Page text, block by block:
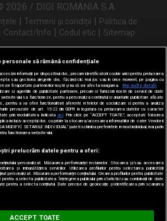
2026 / DIGI ROMANIA S.A.
| Termeni și condiții | Politica de
Contact/Info | Codul etic | Sitemap
ne și pe
personale să rămână confidențiale
informații pe dispozitivul dvs., precum identificatorii cookie unici pentru prelucrarea
sau gestiona alegerile dvs. făcând clic mai jos sau în orice moment, pe pagina cu
vor fi raportate partenerilor noștri și nu vă vor afecta navigarea.
Mai multe detalii
si agentiile de publicitate partenere, precum si furnizorii nostri de servicii de date
ului sa functioneze, pentru a personaliza continutul si anunturile publicitare afisate
pentru a va oferi functionalitati aferente retelelor de socializare si pentru a analiza
prevazute de art. 15-22 din GDPR in legatura cu prelucrarea datelor cu caracter
prin modalitatea indicata aici. Prin click pe “ACCEPT TOATE”, acceptati folosirea
inclusiv acceptul dvs. cu privire la stocarea/accesarea informatiilor de catre Vendor-ii
MODIFIC SETARILE INDIVIDUAL” puteti schimba preferintele in mod individual, mai putin
functionarea website-ului.
prelucrăm datele pentru a oferi:
personalizat. Măsurarea performanței reclamelor. Stocarea și/sau accesarea
și îmbunătățirea serviciilor. Utilizarea profilurilor pentru selectarea publicității
personalizat. Măsurarea performanței conținutului. Crearea profilurilor pentru publicitate
a selecta publicitatea. Înțelegerea publicului prin statistici sau combinații de date
pentru a selecta conținutul. Date precise de geolocație și identificarea prin scanarea
ACCEPT TOATE